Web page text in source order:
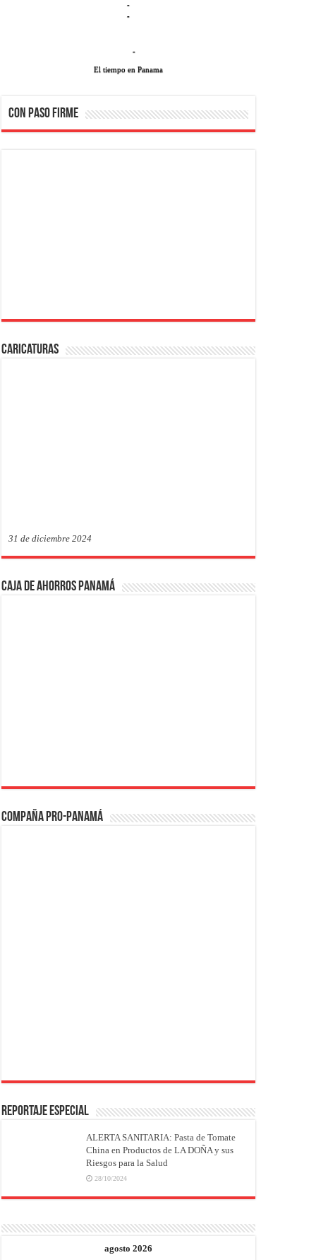
-
-
-
El tiempo en Panama
CON PASO FIRME
Caricaturas
31 de diciembre 2024
Caja de Ahorros Panamá
Compaña PRO-Panamá
REPORTAJE ESPECIAL
ALERTA SANITARIA: Pasta de Tomate
China en Productos de LA DOÑA y sus
Riesgos para la Salud
28/10/2024
agosto 2026